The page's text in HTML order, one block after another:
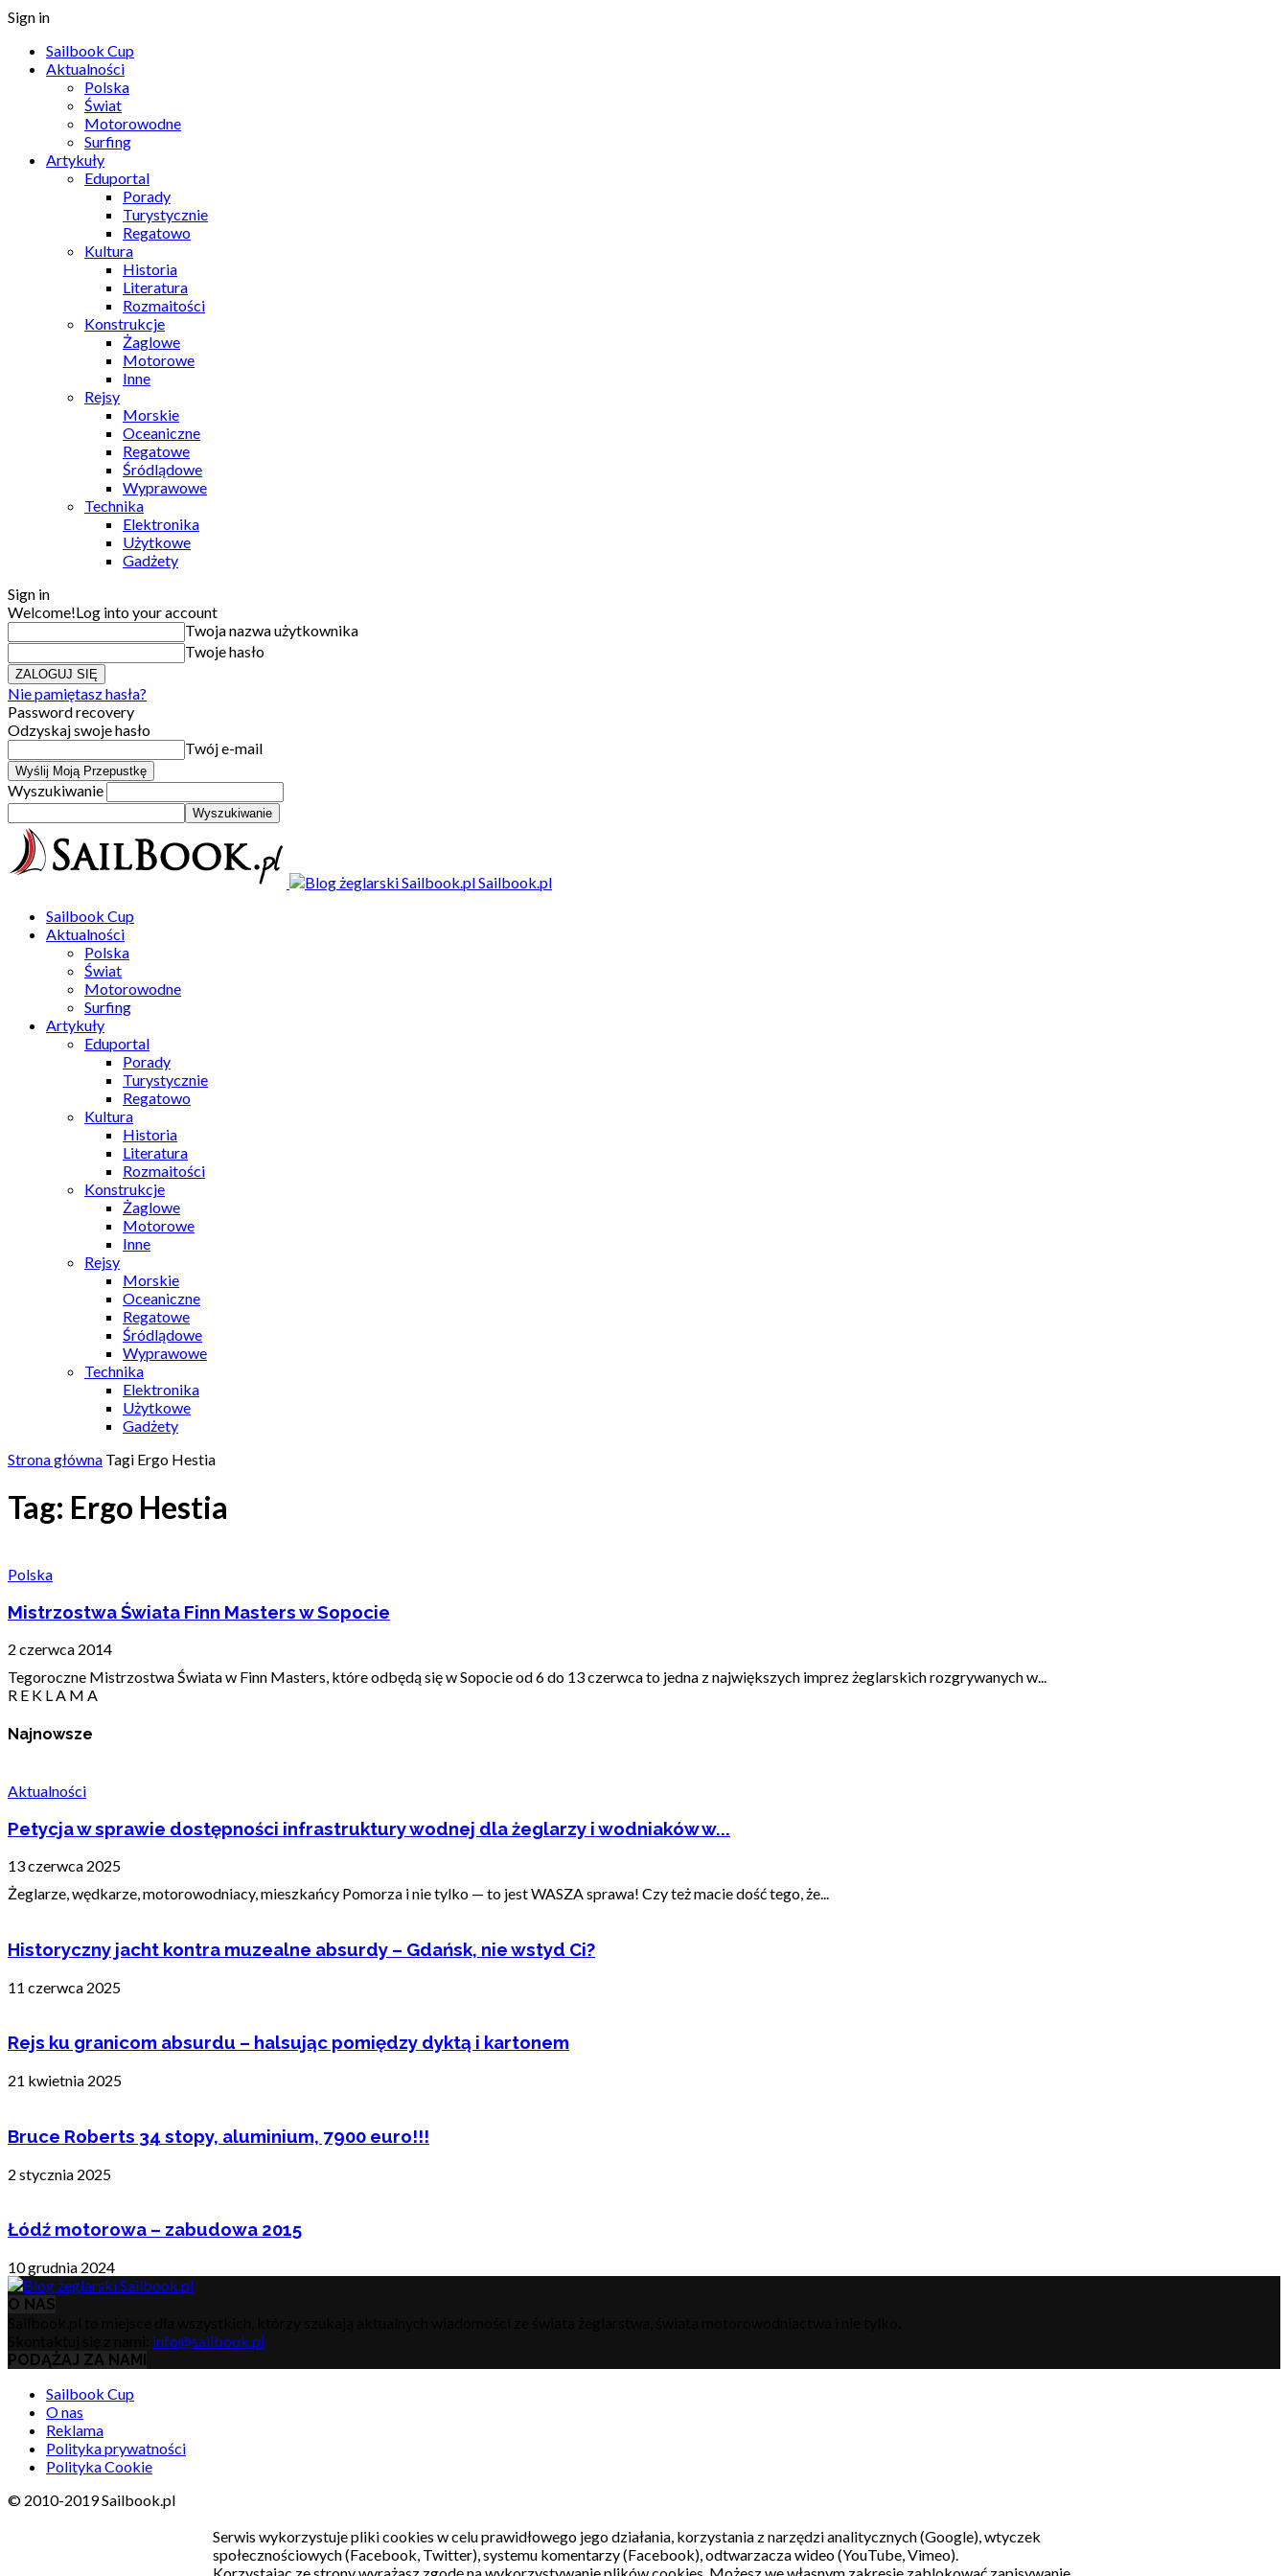
Sign in
Sailbook Cup
Aktualności
Polska
Świat
Motorowodne
Surfing
Artykuły
Eduportal
Porady
Turystycznie
Regatowo
Kultura
Historia
Literatura
Rozmaitości
Konstrukcje
Żaglowe
Motorowe
Inne
Rejsy
Morskie
Oceaniczne
Regatowe
Śródlądowe
Wyprawowe
Technika
Elektronika
Użytkowe
Gadżety
Sign in
Welcome!Log into your account
Twoja nazwa użytkownika
Twoje hasło
Nie pamiętasz hasła?
Password recovery
Odzyskaj swoje hasło
Twój e-mail
Wyszukiwanie
Sailbook.pl
Sailbook Cup
Aktualności
Polska
Świat
Motorowodne
Surfing
Artykuły
Eduportal
Porady
Turystycznie
Regatowo
Kultura
Historia
Literatura
Rozmaitości
Konstrukcje
Żaglowe
Motorowe
Inne
Rejsy
Morskie
Oceaniczne
Regatowe
Śródlądowe
Wyprawowe
Technika
Elektronika
Użytkowe
Gadżety
Strona główna Tagi Ergo Hestia
Tag: Ergo Hestia
Polska
Mistrzostwa Świata Finn Masters w Sopocie
2 czerwca 2014
Tegoroczne Mistrzostwa Świata w Finn Masters, które odbędą się w Sopocie od 6 do 13 czerwca to jedna z największych imprez żeglarskich rozgrywanych w...
R E K L A M A
Najnowsze
Aktualności
Petycja w sprawie dostępności infrastruktury wodnej dla żeglarzy i wodniaków w...
13 czerwca 2025
Żeglarze, wędkarze, motorowodniacy, mieszkańcy Pomorza i nie tylko — to jest WASZA sprawa! Czy też macie dość tego, że...
Historyczny jacht kontra muzealne absurdy – Gdańsk, nie wstyd Ci?
11 czerwca 2025
Rejs ku granicom absurdu – halsując pomiędzy dyktą i kartonem
21 kwietnia 2025
Bruce Roberts 34 stopy, aluminium, 7900 euro!!!
2 stycznia 2025
Łódź motorowa – zabudowa 2015
10 grudnia 2024
O NAS
info@sailbook.pl
PODĄŻAJ ZA NAMI
Sailbook Cup
O nas
Reklama
Polityka prywatności
Polityka Cookie
© 2010-2019 Sailbook.pl
Serwis wykorzystuje pliki cookies w celu prawidłowego jego działania, korzystania z narzędzi analitycznych (Google), wtyczek
społecznościowych (Facebook, Twitter), systemu komentarzy (Facebook), odtwarzacza wideo (YouTube, Vimeo).